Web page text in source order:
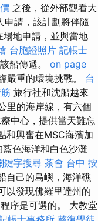
之後，從外部觀看大
申請，該計劃將伴隨
地申請，並與當地
台胞證照片 記帳士
船傳遞。 on page
嚴重的環境挑戰。 台
旅行社和沈船越來
里的海岸線，有六個
中心，提供當天難忘
和興奮在MSC海濱加
色海洋和白色沙灘
鍵字搜尋 茶會 台中 按
自己的島嶼，海洋礁
以發現佛羅里達州的
序是可選的。 大教堂